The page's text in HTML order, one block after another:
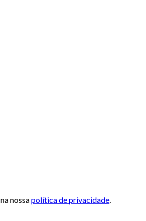
nossapolítica de privacidade.